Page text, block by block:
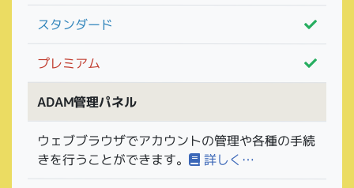
スタンダード
プレミアム
ADAM管理パネル
ウェブブラウザでアカウントの管理や各種の手続
きを行うことができます。 詳しく…